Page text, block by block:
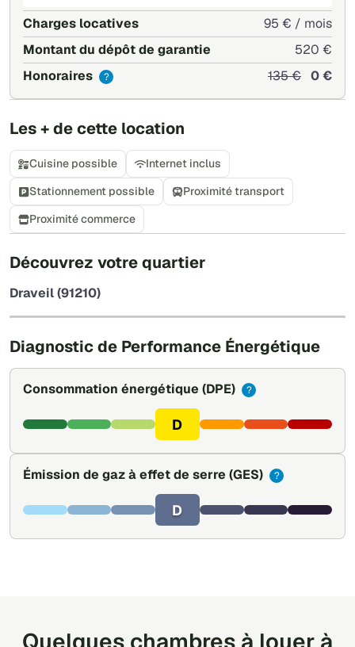
Charges locatives
95 € / mois
Montant du dépôt de garantie
520 €
Honoraires
? 135 € 0 €
Les + de cette location
Cuisine possible
Internet inclus
Stationnement possible
Proximité transport
Proximité commerce
Découvrez votre quartier
Draveil (91210)
Diagnostic de Performance Énergétique
Consommation énergétique (DPE) ?
D
Émission de gaz à effet de serre (GES) ?
D